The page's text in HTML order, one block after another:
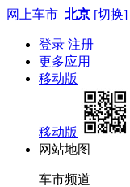
网上车市 北京 [切换]
登录 注册
更多应用
移动版
移动版
网站地图
车市频道